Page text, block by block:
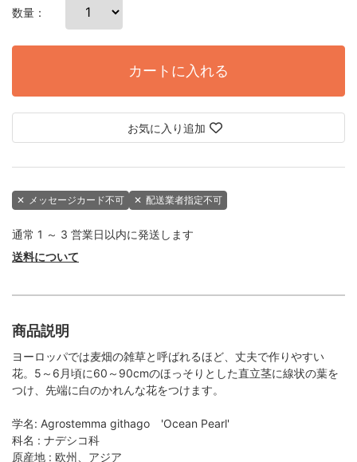
数量：
カートに入れる
お気に入り追加
✕ メッセージカード不可 ✕ 配送業者指定不可
通常 1 ～ 3 営業日以内に発送します
送料について
商品説明
ヨーロッパでは麦畑の雑草と呼ばれるほど、丈夫で作りやすい
花。5～6月頃に60～90cmのほっそりとした直立茎に線状の葉を
つけ、先端に白のかれんな花をつけます。
学名: Agrostemma githago 'Ocean Pearl'
科名 : ナデシコ科
原産地 : 欧州、アジア